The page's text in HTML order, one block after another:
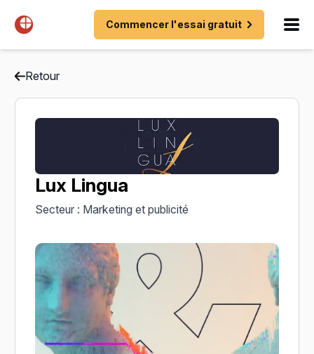
Commencer l'essai gratuit
Retour
Lux Lingua
Secteur : Marketing et publicité